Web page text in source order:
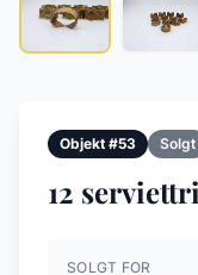
Objekt #53 Solgt
12
SOLGT FOR